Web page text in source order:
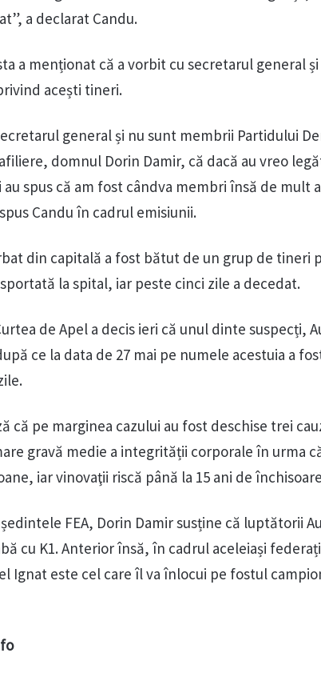
a declarat Candu.
a menționat că a vorbit cu secretarul general
acești tineri.
general și nu sunt membrii Partidului
domnul Dorin Damir, că dacă au vreo
au spus că am fost cândva membri însă de mult
Candu în cadrul emisiunii.
din capitală a fost bătut de un grup de tineri
la spital, iar peste cinci zile a decedat.
de Apel a decis ieri că unul dinte suspecți,
ce la data de 27 mai pe numele acestuia a
că pe marginea cazului au fost deschise trei
gravă medie a integrității corporale în urma
iar vinovaţii riscă până la 15 ani de
FEA, Dorin Damir susține că luptătorii
cu K1. Anterior însă, în cadrul aceleiași
Ignat este cel care îl va înlocui pe fostul